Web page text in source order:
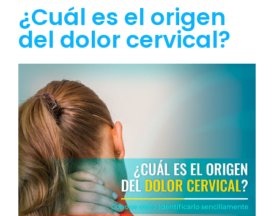
¿Cuál es el origen
del dolor cervical?